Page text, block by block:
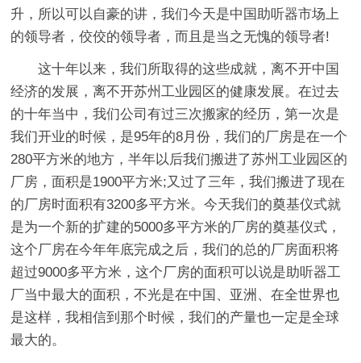
升，所以可以自豪的讲，我们今天是中国助听器市场上
的领导者，佼佼的领导者，而且是当之无愧的领导者!
这十年以来，我们所取得的这些成就，离不开中国
经济的发展，离不开苏州工业园区的健康发展。在过去
的十年当中，我们公司有过三次搬家的经历，第一次是
我们开业的时候，是95年的8月份，我们的厂房是在一个
280平方米的地方，半年以后我们搬进了苏州工业园区的
厂房，面积是1900平方米;又过了三年，我们搬进了现在
的厂房时面积有3200多平方米。今天我们的奠基仪式就
是为一个新的扩建的5000多平方米的厂房的奠基仪式，
这个厂房在今年年底完成之后，我们的总的厂房面积将
超过9000多平方米，这个厂房的面积可以说是助听器工
厂当中最大的面积，不光是在中国、亚洲、在全世界也
是这样，我相信到那个时候，我们的产量也一定是全球
最大的。